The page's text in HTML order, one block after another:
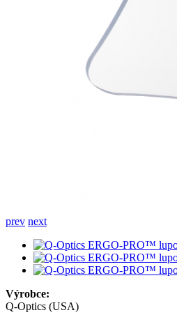
prev next
Výrobce:
Q-Optics (USA)